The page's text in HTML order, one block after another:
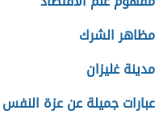
مظاهر الشرك
مدينة غليزان
عبارات جميلة عن عزة النفس